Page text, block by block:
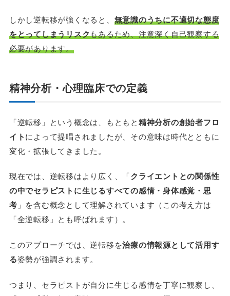
しかし逆転移が強くなると、 無意識のうちに不適切な態度
をとってしまうリスクもあるため、注意深く自己観察する
必要があります。
精神分析・心理臨床での定義
「逆転移」という概念は、もともと精神分析の創始者フロ
イトによって提唱されましたが、その意味は時代とともに
変化・拡張してきました。
現在では、逆転移はより広く、「クライエントとの関係性
の中でセラピストに生じるすべての感情・身体感覚・思
考 」を含む概念として理解されています（この考え方は
「全逆転移」とも呼ばれます）。
このアプローチでは、逆転移を治療の情報源として活用す
る姿勢が強調されます。
つまり、セラピストが自分に生じる感情を丁寧に観察し、